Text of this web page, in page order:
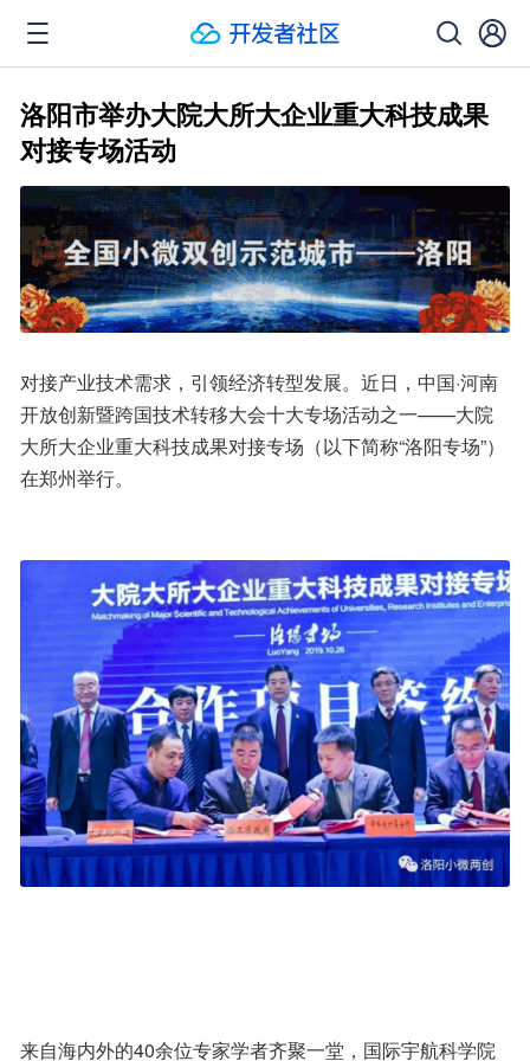
洛阳市举办大院大所大企业重大科技成果
对接专场活动
对接产业技术需求，引领经济转型发展。近日，中国·河南
开放创新暨跨国技术转移大会十大专场活动之一——大院
大所大企业重大科技成果对接专场（以下简称“洛阳专场”）
在郑州举行。
来自海内外的40余位专家学者齐聚一堂，国际宇航科学院